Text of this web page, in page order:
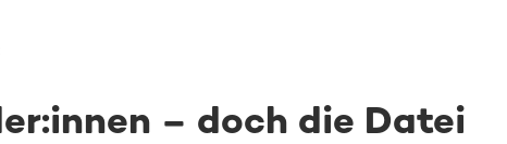
– doch die Datei